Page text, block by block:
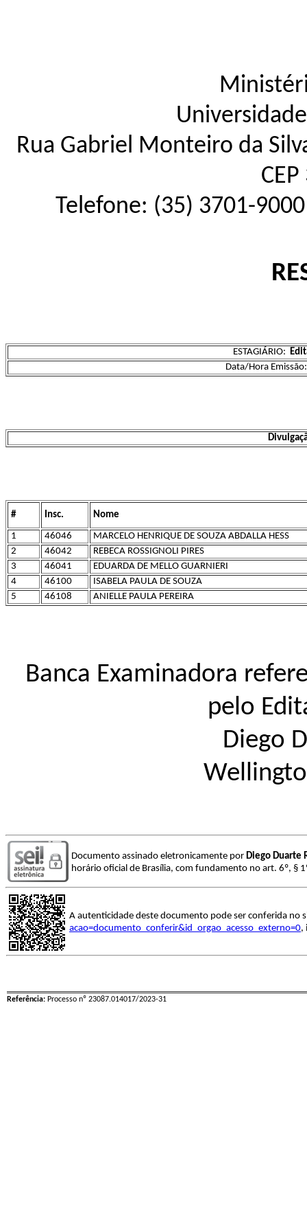
Rua Gabriel Monteiro da
Telefone: (35) 3701-
ESTAGIÁRIO:
Data/Hora
# Insc. Nome
1 46046
MARCELO HENRIQUE DE SOUZA ABDALLA HESS
2
46042
REBECA ROSSIGNOLI PIRES
3
46041
EDUARDA DE MELLO GUARNIERI
4
46100
ISABELA PAULA DE SOUZA
5
46108 ANIELLE PAULA PEREIRA
Banca Examinadora
pelo
Diego
Documento assinado eletronicamente por Diego Duarte
horário oficial de Brasília, com fundamento no art. 6º, §
A autenticidade deste documento pode ser conferida no
acao=documento_conferir&id_orgao_acesso_externo=0,
Referência: Processo nº 23087.014017/2023-31